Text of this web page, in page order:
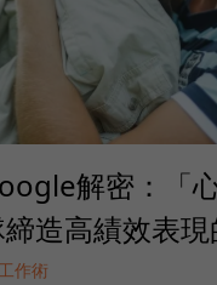
解密：「
造高績效表
作術